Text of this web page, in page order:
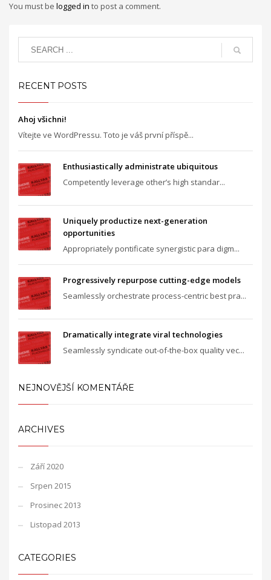
You must be logged in to post a comment.
RECENT POSTS
Ahoj všichni!
Vítejte ve WordPressu. Toto je váš první příspě...
Enthusiastically administrate ubiquitous
Competently leverage other’s high standar...
Uniquely productize next-generation
opportunities
Appropriately pontificate synergistic para digm...
Progressively repurpose cutting-edge models
Seamlessly orchestrate process-centric best pra...
Dramatically integrate viral technologies
Seamlessly syndicate out-of-the-box quality vec...
NEJNOVĚJŠÍ KOMENTÁŘE
ARCHIVES
Září 2020
Srpen 2015
Prosinec 2013
Listopad 2013
CATEGORIES